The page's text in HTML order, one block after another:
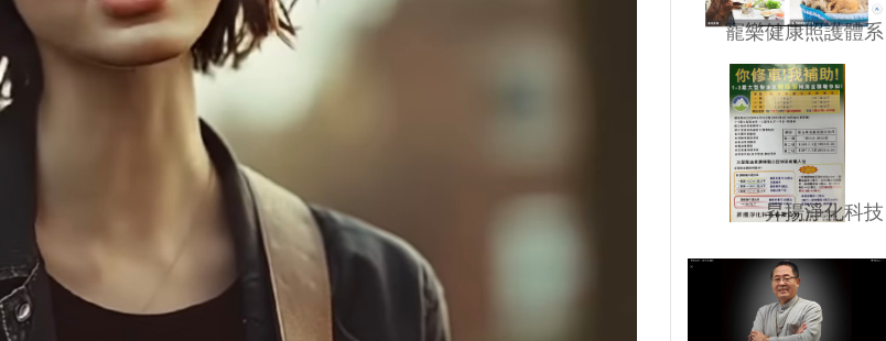
寵樂健康照護體系
昇揚淨化科技